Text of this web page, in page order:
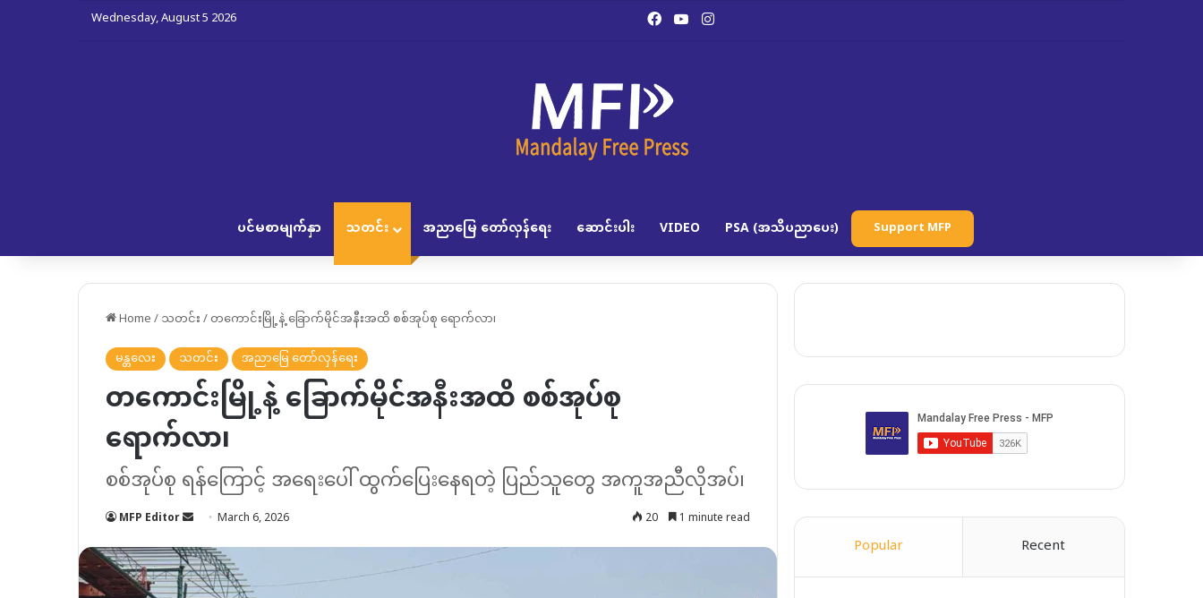
Wednesday, August 5 2026 Facebook
YouTubeInstagram
ပင်မစာမျက်နှာ သတင်း အညာမြေ တော်လှန်ရေး ဆောင်းပါး VIDEO PSA (အသိပညာပေး) Support MFP
Home/သတင်း/တကောင်းမြို့နဲ့ ခြောက်မိုင်အနီးအထိ စစ်အုပ်စု ရောက်လာ၊
မန္တလေး
သတင်း အညာမြေ တော်လှန်ရေး
တကောင်းမြို့နဲ့ ခြောက်မိုင်အနီးအထိ စစ်အုပ်စု
ရောက်လာ၊
စစ်အုပ်စု ရန်ကြောင့် အရေးပေါ် ထွက်ပြေးနေရတဲ့ ပြည်သူတွေ အကူအညီလိုအပ်၊
MFP Editor Send
email
March 6, 2026 20 1 minute read
Popular Recent